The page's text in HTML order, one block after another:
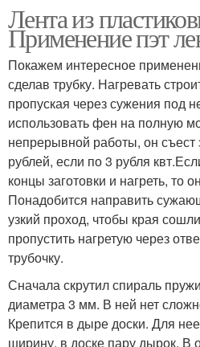
Лента из
Применение пэт
Покажем интересное
сделав трубку. Нагревать
пропуская через сужения под
использовать фен на полную
непрерывной работы, он съест
рублей, если по 3 рубля
концы заготовки и нагреть, то
Понадобится направить
узкий проход, чтобы края
пропустить нагретую через
трубочку.
Сначала скрутил спираль
диаметра 3 мм. В ней нет
Крепится в дыре доски. Для
ширину, в доске пару дырок. В